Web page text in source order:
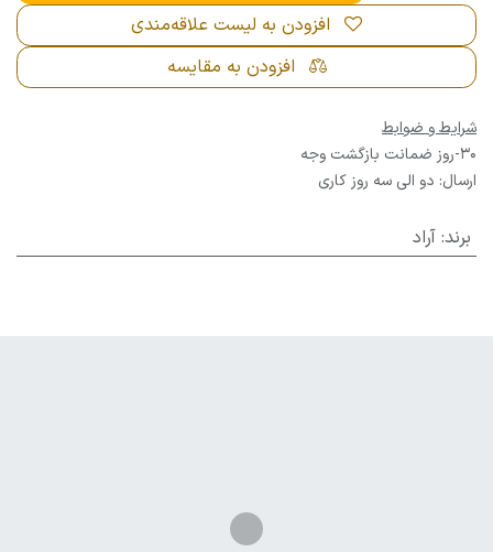
افزودن به مقایسه
افزودن به لیست علاقه‌مندی
شرایط و ضوابط
30-روز ضمانت بازگشت وجه
ارسال: دو الی سه روز کاری
برند: آراد